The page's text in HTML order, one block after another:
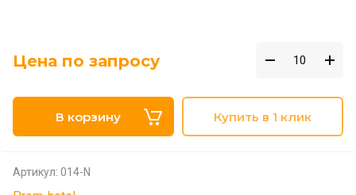
Цена по запросу
В корзину Купить в 1 клик
Артикул: 014-N